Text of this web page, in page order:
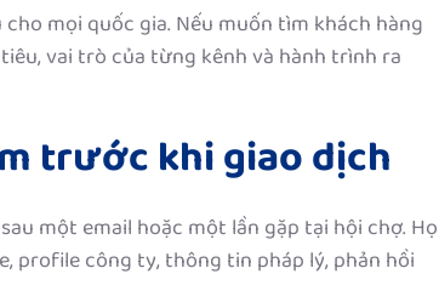
mọi quốc gia. Nếu muốn tìm khách hàng
vai trò của từng kênh và hành trình ra
trước khi giao dịch
một email hoặc một lần gặp tại hội chợ. Họ
profile công ty, thông tin pháp lý, phản hồi